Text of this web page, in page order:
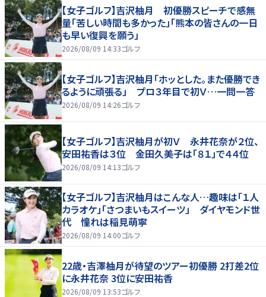
【女子ゴルフ】吉沢柚月 初優勝スピーチで感無
量「苦しい時間も多かった」「熊本の皆さんの一日
も早い復興を願う」
2026/08/09 14:33ゴルフ
【女子ゴルフ】吉沢柚月「ホッとした。また優勝でき
るように頑張る」 プロ３年目で初Ｖ…一問一答
2026/08/09 14:26ゴルフ
【女子ゴルフ】吉沢柚月が初Ｖ 永井花奈が２位、
安田祐香は３位 金田久美子は「８１」で４４位
2026/08/09 14:13ゴルフ
【女子ゴルフ】吉沢柚月はこんな人…趣味は「１人
カラオケ」「さつまいもスイーツ」 ダイヤモンド世
代 憧れは稲見萌寧
2026/08/09 14:00ゴルフ
22歳・吉澤柚月が待望のツアー初優勝 2打差2位
に永井花奈 3位に安田祐香
2026/08/09 13:53ゴルフ